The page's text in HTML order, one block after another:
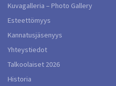
Kuvagalleria – Photo Gallery
Esteettömyys
Kannatusjäsenyys
Yhteystiedot
Talkoolaiset 2026
Historia